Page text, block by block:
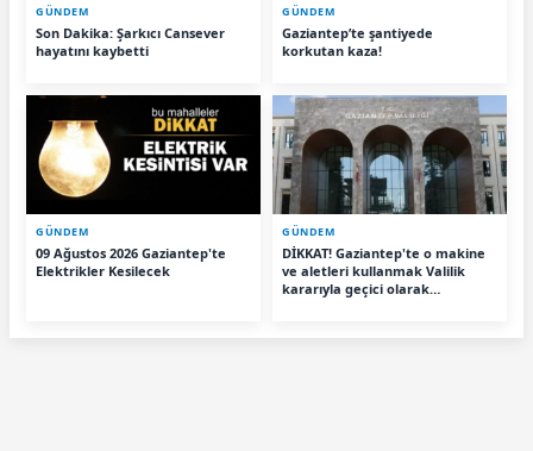
GÜNDEM
Son Dakika: Şarkıcı Cansever
hayatını kaybetti
GÜNDEM
Gaziantep’te şantiyede
korkutan kaza!
GÜNDEM
09 Ağustos 2026 Gaziantep'te
Elektrikler Kesilecek
GÜNDEM
DİKKAT! Gaziantep'te o makine
ve aletleri kullanmak Valilik
kararıyla geçici olarak